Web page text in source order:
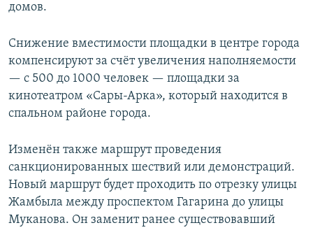
домов.
Снижение вместимости площадки в центре города
компенсируют за счёт увеличения наполняемости
— с 500 до 1000 человек — площадки за
кинотеатром «Сары-Арка», который находится в
спальном районе города.
Изменён также маршрут проведения
санкционированных шествий или демонстраций.
Новый маршрут будет проходить по отрезку улицы
Жамбыла между проспектом Гагарина до улицы
Муканова. Он заменит ранее существовавший